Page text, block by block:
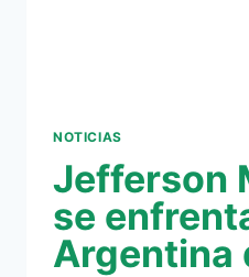
NOTICIAS
Jefferson
se
Argentina